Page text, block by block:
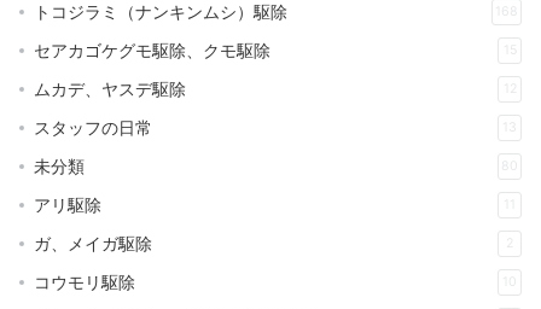
トコジラミ（ナンキンムシ）駆除 168
セアカゴケグモ駆除、クモ駆除 15
ムカデ、ヤスデ駆除 12
スタッフの日常 13
未分類 80
アリ駆除
ガ、メイガ駆除 2
コウモリ駆除 10